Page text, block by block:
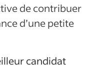
de contribuer
d’une petite
candidat